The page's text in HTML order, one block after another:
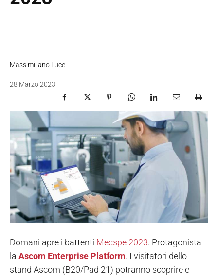
Massimiliano Luce
28 Marzo 2023
Domani apre i battenti Mecspe 2023. Protagonista
la Ascom Enterprise Platform. I visitatori dello
stand Ascom (B20/Pad 21) potranno scoprire e